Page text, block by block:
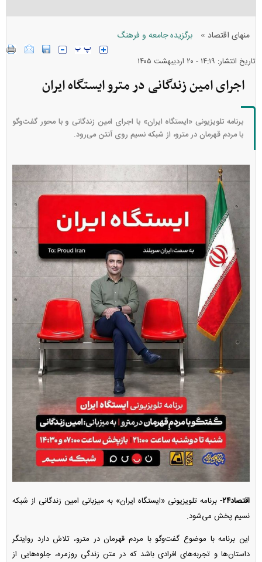
منهای اقتصاد » برگزیده جامعه و فرهنگ
تاریخ انتشار: ۱۴:۱۹ - ۲۰ ارديبهشت ۱۴۰۵
اجرای امین زندگانی در مترو ایستگاه ایران
برنامه تلویزیونی «ایستگاه ایران» با اجرای امین زندگانی و با محور گفت‌وگو
با مردم قهرمان در مترو، از شبکه نسیم روی آنتن می‌رود.
اقتصاد۲۴-
برنامه تلویزیونی «ایستگاه ایران» به میزبانی امین زندگانی از شبکه
نسیم پخش می‌شود.
این برنامه با موضوع گفت‌و‌گو با مردم قهرمان در مترو، تلاش دارد روایتگر
داستان‌ها و تجربه‌های افرادی باشد که در متن زندگی روزمره، جلوه‌هایی از